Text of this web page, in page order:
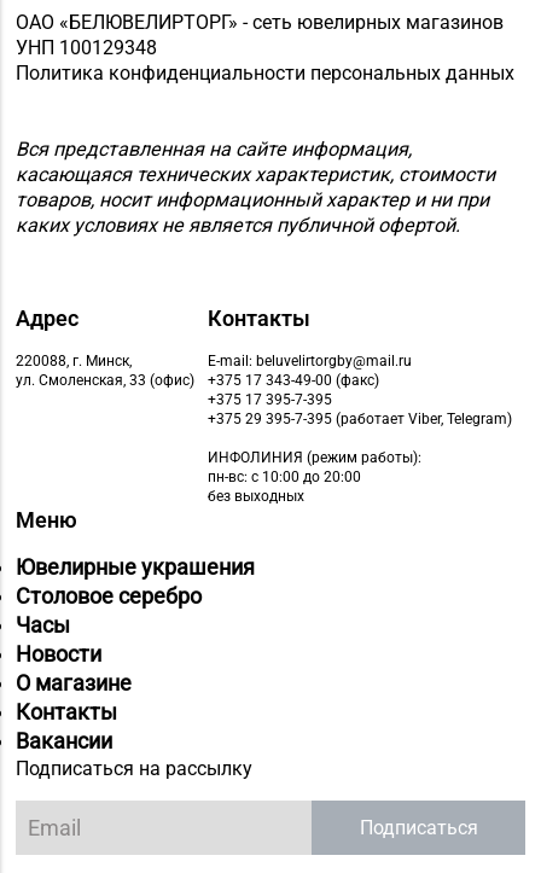
ОАО «БЕЛЮВЕЛИРТОРГ» - сеть ювелирных магазинов
УНП 100129348
Политика конфиденциальности персональных данных
Вся представленная на сайте информация,
касающаяся технических характеристик, стоимости
товаров, носит информационный характер и ни при
каких условиях не является публичной офертой.
Адрес
220088, г. Минск,
ул. Смоленская, 33 (офис)
Контакты
E-mail: beluvelirtorgby@mail.ru
+375 17 343-49-00 (факс)
+375 17 395-7-395
+375 29 395-7-395 (работает Viber, Telegram)
ИНФОЛИНИЯ (режим работы):
пн-вс: с 10:00 до 20:00
без выходных
Меню
Ювелирные украшения
Столовое серебро
Часы
Новости
О магазине
Контакты
Вакансии
Подписаться на рассылку
Подписаться